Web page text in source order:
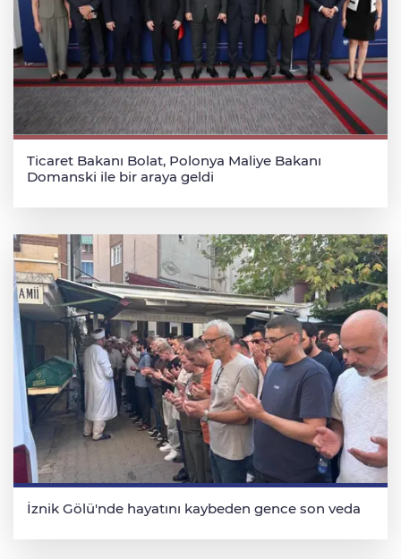
Ticaret Bakanı Bolat, Polonya Maliye Bakanı
Domanski ile bir araya geldi
İznik Gölü'nde hayatını kaybeden gence son veda